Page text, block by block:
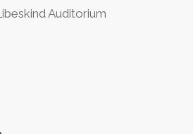
Auditorium